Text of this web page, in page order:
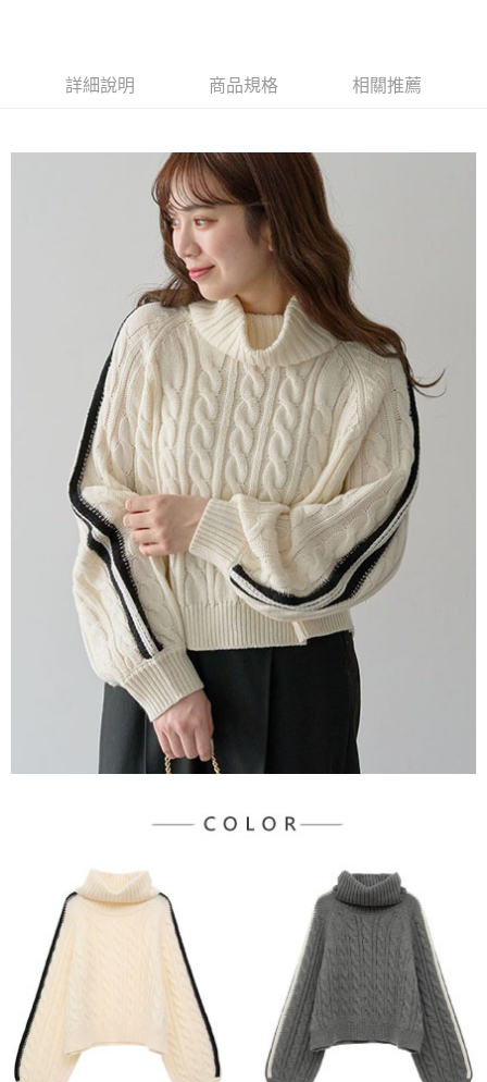
4.訂單成立30分鐘內，如未前往確認交易或遇審核未通過，訂單將自動取
1.分期款項不併入電信帳單，「大哥付你分期」於每月結算日後寄送繳費提
2.透過簡訊連結打開帳單後，可選擇「超商條碼／台灣大直營門市／銀行轉
帳／街口支付／iPASS MONEY」等通路繳費。
1.本服務係由「台灣大哥大股份有限公司」（以下簡稱本公司）所提供，讓
用戶於交易時，得透過本服務購買商品或服務，並由商店將買賣／分期付款
買賣價金債權讓與本公司後，依約使用本公司帳單繳交帳款。
2.基於同意付款使用「大哥付你分期」之契約關係目的，商店將以您的個人
資料（包含姓名、電話或地址）提供予台灣大哥大進項蒐集、處理及利用，
由本公司與您本人進行分期帳單所需資料之確認、核對及更正。
3.完整用戶服務條款，請詳閱以下連結：https://oppay.tw/userRule
便利好安心！
１．簡單：不需註冊會員、不需綁卡、不需儲值。
【「AFTEE先享後付」結帳流程】
１．於結帳方式選擇「AFTEE先享後付」後，將跳轉至「AFTEE先享後付」
結帳頁面，進行簡訊認證並確認金額後，即可完成結帳。
２．訂單成立數日內，您將收到繳費通知簡訊。
３．收到繳費通知簡訊後14天內，點擊此簡訊中的連結，可透過四大超商／
ATM／網路銀行／等多元方式進行付款，方視為交易完成。
※ 請注意：結帳手續完成當下不需立刻繳費，但若您需要取消訂單，請聯絡
購買商品的店家。未經商家同意取消之訂單仍視為有效，需透過AFTEE先享
後付繳納相關費用。
※ 交易是否成功請以「AFTEE先享後付 」之結帳頁面顯示為準，若有關於
是否繳費成功／繳費後需取消欲退款等相關疑問，請聯繫「AFTEE先享後付
客戶支援中心」https://netprotections.freshdesk.com/support/home
【注意事項】
１．透過由恩沛科技股份有限公司提供之「AFTEE先享後付」服務完成之交
易，需依本服務之必要範圍內提供個人資料，並將交易相關給付款項請求債
權轉讓予恩沛科技股份有限公司。
２．關於個人資料處理事宜，請瀏覽以下網址：
https://aftee.tw/terms/#terms3
３．未成年的使用者請事先徵得法定代理人或監護人之同意方可使用
「AFTEE先享後付」，若未經同意申辦者引起之損失，本公司不負相關責
４．使用「AFTEE先享後付」時，將依據個別帳號之用戶狀況，依本公司即
時審查核予不同之上限額度；若仍有額度不足之情形，本公司將視審查結果
請求用戶進行身份認證。
５．嚴禁一人註冊多個帳號或使用他人資訊註冊。若發現惡意使用之情形，
恩沛科技股份有限公司將有權停止該用戶之使用額度並採取法律行動。
每筆NT$60，滿NT$388(含以上)免運費
每筆NT$60，滿NT$388(含以上)免運費
每筆NT$60，滿NT$888(含以上)免運費
萊爾富純取貨
每筆NT$60，滿NT$888(含以上)免運費
7-11取貨付款
每筆NT$60，滿NT$888(含以上)免運費
7-11純取貨
每筆NT$60，滿NT$888(含以上)免運費
每筆NT$90，滿NT$888(含以上)免運費
詳細說明 商品規格 相關推薦